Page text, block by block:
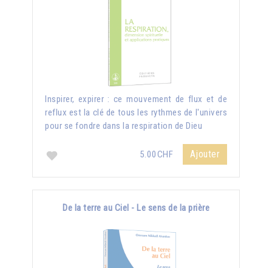
Inspirer, expirer : ce mouvement de flux et de
reflux est la clé de tous les rythmes de l'univers
pour se fondre dans la respiration de Dieu
5.00CHF Ajouter
De la terre au Ciel - Le sens de la prière